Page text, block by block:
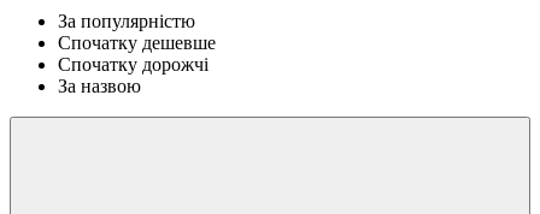
За популярністю
Спочатку дешевше
Спочатку дорожчі
За назвою